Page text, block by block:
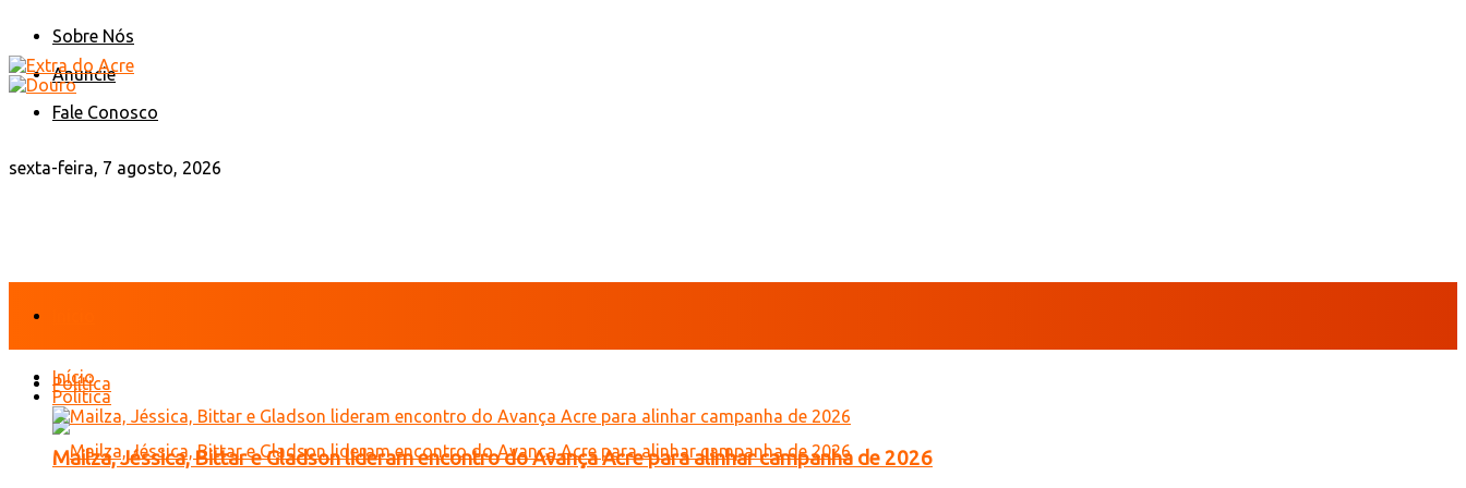
Sobre Nós
Anuncie
Fale Conosco
sexta-feira, 7 agosto, 2026
Política
Início
Política
Mailza, Jéssica, Bittar e Gladson lideram encontro do Avança Acre para alinhar campanha de 2026